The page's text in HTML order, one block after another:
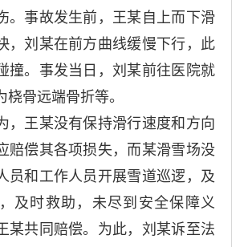
。事故发生前，王某自上而下滑
，刘某在前方曲线缓慢下行，此
撞。事发当日，刘某前往医院就
桡骨远端骨折等。
王某没有保持滑行速度和方向
赔偿其各项损失，而某滑雪场没
员和工作人员开展雪道巡逻，及
及时救助，未尽到安全保障义
某共同赔偿。为此，刘某诉至法